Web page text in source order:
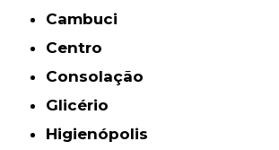
Cambuci
Centro
Consolação
Glicério
Higienópolis